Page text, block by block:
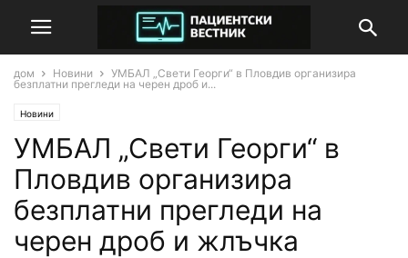
дом Новини
УМБАЛ „Свети Георги“ в Пловдив организира
безплатни прегледи на черен дроб и...
Новини
УМБАЛ „Свети Георги“ в
Пловдив организира
безплатни прегледи на
черен дроб и жлъчка